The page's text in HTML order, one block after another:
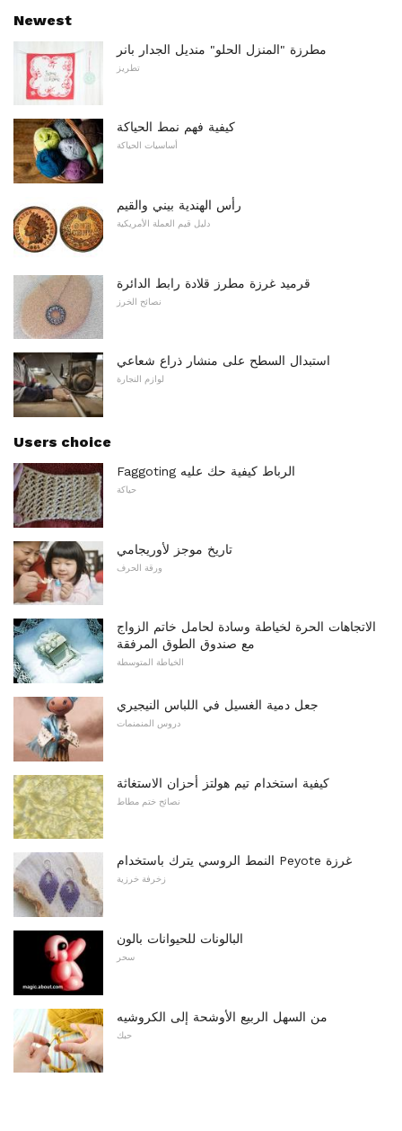
Newest
مطرزة "المنزل الحلو" منديل الجدار بانر
تطريز
كيفية فهم نمط الحياكة
أساسيات الحياكة
رأس الهندية بيني والقيم
دليل قيم العملة الأمريكية
قرميد غرزة مطرز قلادة رابط الدائرة
نصائح الخرز
استبدال السطح على منشار ذراع شعاعي
لوازم النجارة
Users choice
Faggoting الرباط كيفية حك عليه
حياكة
تاريخ موجز لأوريجامي
ورقة الحرف
الاتجاهات الحرة لخياطة وسادة لحامل خاتم الزواج
مع صندوق الطوق المرفقة
الخياطة المتوسطة
جعل دمية الغسيل في اللباس النيجيري
دروس المنمنمات
كيفية استخدام تيم هولتز أحزان الاستغاثة
نصائح ختم مطاط
النمط الروسي يترك باستخدام Peyote غرزة
زخرفة خرزية
البالونات للحيوانات بالون
سحر
من السهل الربيع الأوشحة إلى الكروشيه
حبك